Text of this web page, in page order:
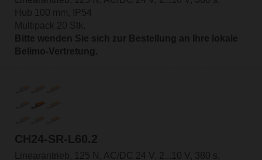
Hub 100 mm, IP54
Multipack 20 Stk.
Bitte wenden Sie sich zur Bestellung an Ihre lokale
Belimo-Vertretung.
CH24-SR-L60.2
Linearantrieb, 125 N, AC/DC 24 V, 2...10 V, 380 s,